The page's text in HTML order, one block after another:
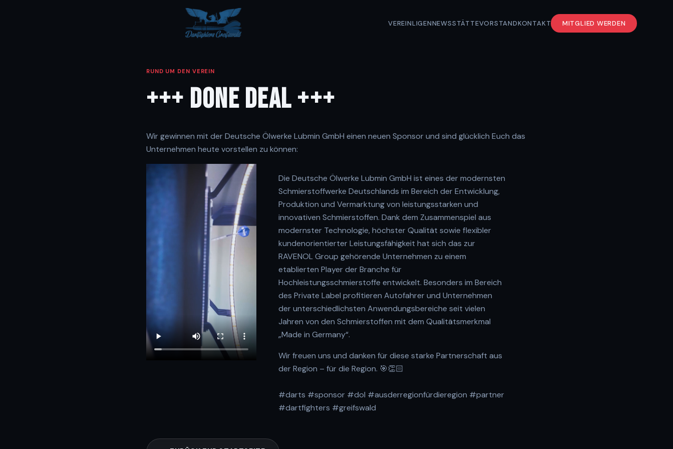
VEREINLIGENNEWSSTÄTTEVORSTANDKONTAKT MITGLIED WERDEN
RUND UM DEN VEREIN
+++ DONE DEAL +++
Wir gewinnen mit der Deutsche Ölwerke Lubmin GmbH einen neuen Sponsor und sind glücklich Euch das
Unternehmen heute vorstellen zu können:
Die Deutsche Ölwerke Lubmin GmbH ist eines der modernsten
Schmierstoffwerke Deutschlands im Bereich der Entwicklung,
Produktion und Vermarktung von leistungsstarken und
innovativen Schmierstoffen. Dank dem Zusammenspiel aus
modernster Technologie, höchster Qualität sowie flexibler
kundenorientierter Leistungsfähigkeit hat sich das zur
RAVENOL Group gehörende Unternehmen zu einem
etablierten Player der Branche für
Hochleistungsschmierstoffe entwickelt. Besonders im Bereich
des Private Label profitieren Autofahrer und Unternehmen
der unterschiedlichsten Anwendungsbereiche seit vielen
Jahren von den Schmierstoffen mit dem Qualitätsmerkmal
„Made in Germany“.
Wir freuen uns und danken für diese starke Partnerschaft aus
der Region – für die Region. 🎯👏🏻
#darts #sponsor #dol #ausderregionfürdieregion #partner
#dartfighters #greifswald